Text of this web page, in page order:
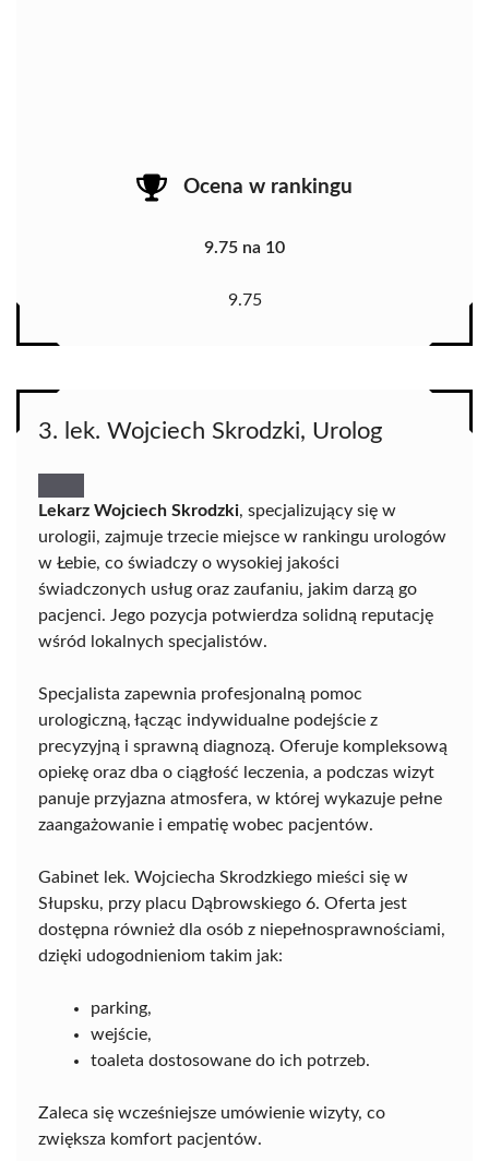
Ocena w rankingu
9.75 na 10
9.75
3. lek. Wojciech Skrodzki, Urolog
Lekarz Wojciech Skrodzki, specjalizujący się w
urologii, zajmuje trzecie miejsce w rankingu urologów
w Łebie, co świadczy o wysokiej jakości
świadczonych usług oraz zaufaniu, jakim darzą go
pacjenci. Jego pozycja potwierdza solidną reputację
wśród lokalnych specjalistów.
Specjalista zapewnia profesjonalną pomoc
urologiczną, łącząc indywidualne podejście z
precyzyjną i sprawną diagnozą. Oferuje kompleksową
opiekę oraz dba o ciągłość leczenia, a podczas wizyt
panuje przyjazna atmosfera, w której wykazuje pełne
zaangażowanie i empatię wobec pacjentów.
Gabinet lek. Wojciecha Skrodzkiego mieści się w
Słupsku, przy placu Dąbrowskiego 6. Oferta jest
dostępna również dla osób z niepełnosprawnościami,
dzięki udogodnieniom takim jak:
parking,
wejście,
toaleta dostosowane do ich potrzeb.
Zaleca się wcześniejsze umówienie wizyty, co
zwiększa komfort pacjentów.